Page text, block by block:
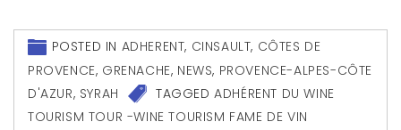
POSTED IN ADHERENT, CINSAULT, CÔTES DE
PROVENCE, GRENACHE, NEWS, PROVENCE-ALPES-CÔTE
D'AZUR, SYRAH TAGGEDADHÉRENT DU WINE
TOURISM TOUR -WINE TOURISM FAME DE VIN